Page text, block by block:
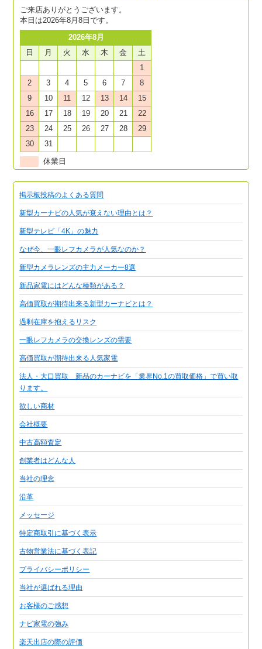
ご来店ありがとうございます。
本日は2026年8月8日です。
2026年8月
日
月 火 水 木 金
土
1
2
3 4 5 6 7
8
9
10 11 12 13 14
15
16
17 18 19 20 21
22
23
24 25 26 27 28
29
30
31
休業日
掲示板投稿のよくある質問
新型カーナビの人気が衰えない理由とは？
新型テレビ「4K」の魅力
なぜ今、一眼レフカメラが人気なのか？
新型カメラレンズの主力メーカー8選
新品家電にはどんな種類がある？
高価買取が期待出来る新型カーナビとは？
過剰在庫を抱えるリスク
一眼レフカメラの交換レンズの需要
高価買取が期待出来る人気家電
法人・大口買取 新品のカーナビを「業界No.1の買取価格」で買い取
ります。
欲しい商材
会社概要
中古高額査定
創業者はどんな人
当社の理念
沿革
メッセージ
特定商取引に基づく表示
古物営業法に基づく表記
プライバシーポリシー
当社が選ばれる理由
お客様のご感想
ナビ家電の強み
楽天出店の際の評価